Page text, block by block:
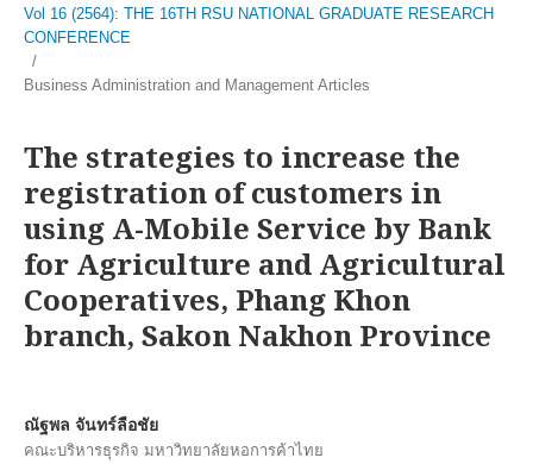
Vol 16 (2564): THE 16TH RSU NATIONAL GRADUATE RESEARCH
CONFERENCE
/
Business Administration and Management Articles
The strategies to increase the
registration of customers in
using A-Mobile Service by Bank
for Agriculture and Agricultural
Cooperatives, Phang Khon
branch, Sakon Nakhon Province
ณัฐพล จันทร์ลือชัย
คณะบริหารธุรกิจ มหาวิทยาลัยหอการค้าไทย